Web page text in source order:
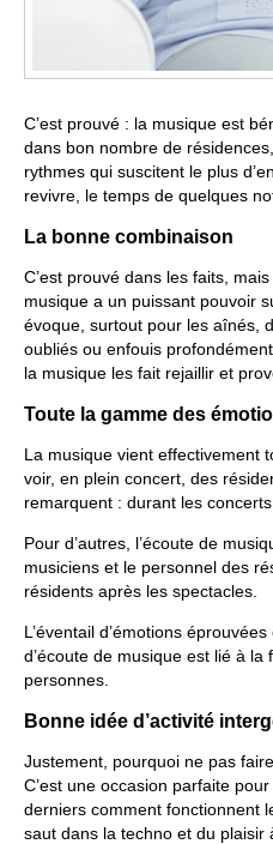
C’est prouvé : la musique est
dans bon nombre de
rythmes qui suscitent le plus
revivre, le temps de quelques
La bonne combinaison
C’est prouvé dans les faits,
musique a un puissant pouvoir
évoque, surtout pour les aînés,
oubliés ou enfouis
la musique les fait rejaillir et
Toute la gamme des
La musique vient effectivement
voir, en plein concert, des
remarquent : durant les
Pour d’autres, l’écoute de
musiciens et le personnel des
résidents après les spectacles.
L’éventail d’émotions
d’écoute de musique est lié à
personnes.
Bonne idée d’activité
Justement, pourquoi ne pas
C’est une occasion parfaite
derniers comment fonctionnent
saut dans la techno et du plaisir